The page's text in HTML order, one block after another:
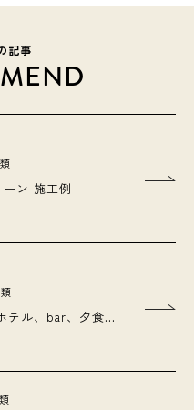
記事
ン 施工例
テル、bar、夕食…